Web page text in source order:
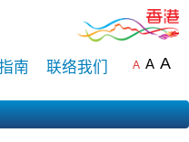
南 联络我们 A A A